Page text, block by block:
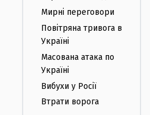
Мирні переговори
Повітряна тривога в
Україні
Масована атака по
Україні
Вибухи у Росії
Втрати ворога